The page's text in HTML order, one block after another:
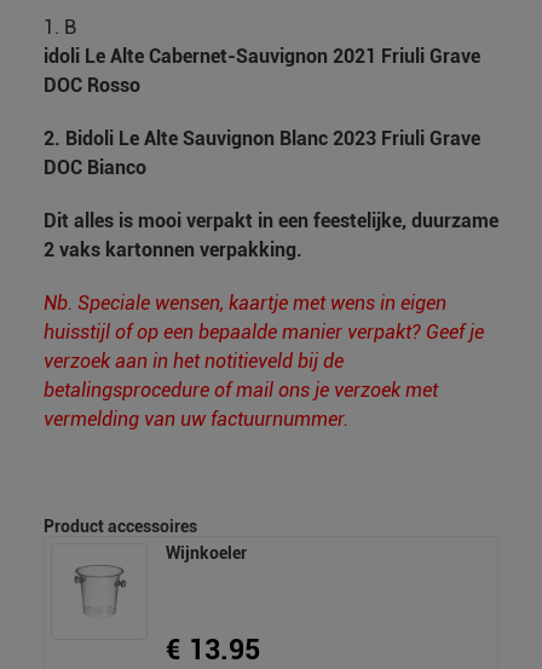
1. B
idoli Le Alte Cabernet-Sauvignon 2021 Friuli Grave
DOC Rosso
2. Bidoli Le Alte Sauvignon Blanc 2023 Friuli Grave
DOC Bianco
Dit alles is mooi verpakt in een feestelijke, duurzame
2 vaks kartonnen verpakking.
Nb. Speciale wensen, kaartje met wens in eigen
huisstijl of op een bepaalde manier verpakt? Geef je
verzoek aan in het notitieveld bij de
betalingsprocedure of mail ons je verzoek met
vermelding van uw factuurnummer.
Product accessoires
Wijnkoeler
€ 13.95